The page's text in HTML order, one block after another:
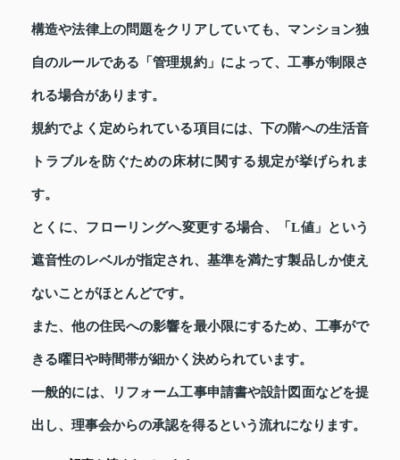
構造や法律上の問題をクリアしていても、マンション独
自のルールである「管理規約」によって、工事が制限さ
れる場合があります。
規約でよく定められている項目には、下の階への生活音
トラブルを防ぐための床材に関する規定が挙げられま
す。
とくに、フローリングへ変更する場合、「L値」という
遮音性のレベルが指定され、基準を満たす製品しか使え
ないことがほとんどです。
また、他の住民への影響を最小限にするため、工事がで
きる曜日や時間帯が細かく決められています。
一般的には、リフォーム工事申請書や設計図面などを提
出し、理事会からの承認を得るという流れになります。